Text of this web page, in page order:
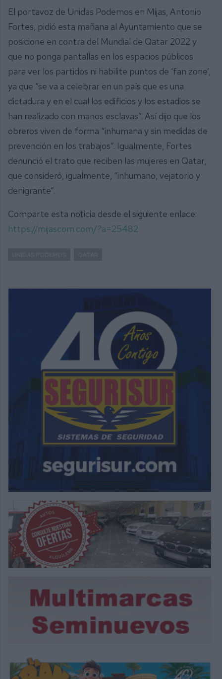
El portavoz de Unidas Podemos en Mijas, Antonio
Fortes, pidió esta mañana al Ayuntamiento que se
posicione en contra del Mundial de Qatar 2022 y
que no ponga pantallas en los espacios públicos
para ver los partidos ni habilite puntos de ‘fan zone’,
ya que “se va a celebrar en un país que es una
dictadura y en el cual los edificios y los estadios se
han realizado con manos esclavas”. Así dijo que los
obreros viven de forma “inhumana y sin medidas de
prevención en los trabajos”. Igualmente, Fortes
denunció el trato que reciben las mujeres en Qatar,
que consideró, igualmente, “inhumano, vejatorio y
denigrante”.
Comparte esta noticia desde el siguiente enlace:
https://mijascom.com/?a=25482